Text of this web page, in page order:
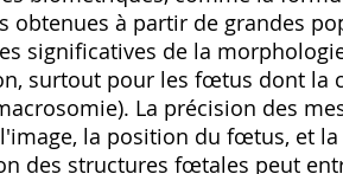
obtenues à partir de grandes
significatives de la
surtout pour les fœtus dont la
La précision des
la position du fœtus, et
des structures fœtales peut